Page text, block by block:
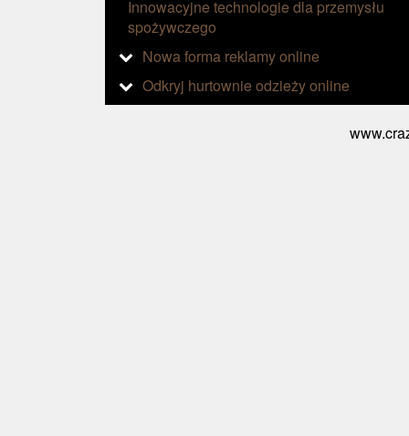
Innowacyjne technologie dla przemysłu
spożywczego
Nowa forma reklamy online
Odkryj hurtownie odzieży online